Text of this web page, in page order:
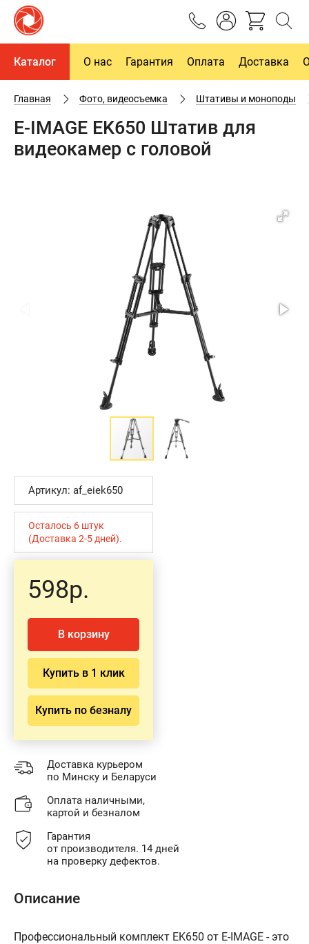
Каталог О нас Гарантия Оплата Доставка
Главная Фото, видеосъемка Штативы и моноподы
E-IMAGE EK650 Штатив для
видеокамер с головой
Артикул: af_eiek650
Осталось 6 штук
(Доставка 2-5 дней).
598р.
В корзину
Купить в 1 клик
Купить по безналу
Доставка курьером
по Минску и Беларуси
Оплата наличными,
картой и безналом
Гарантия
от производителя. 14 дней
на проверку дефектов.
Описание
Профессиональный комплект EK650 от E-IMAGE - это